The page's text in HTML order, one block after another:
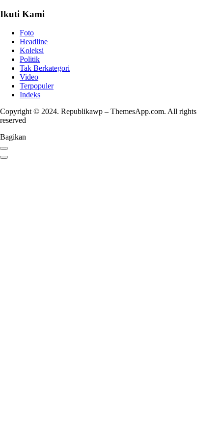
Ikuti Kami
Foto
Headline
Koleksi
Politik
Tak Berkategori
Video
Terpopuler
Indeks
Copyright © 2024. Republikawp – ThemesApp.com. All rights
reserved
Bagikan